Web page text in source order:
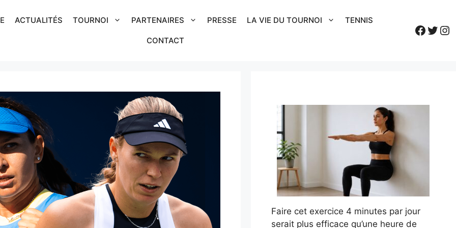
ACTUALITÉS TOURNOI PARTENAIRES PRESSE LA VIE DU TOURNOI TENNIS
CONTACT
Faire cet exercice 4 minutes par jour
serait plus efficace qu’une heure de